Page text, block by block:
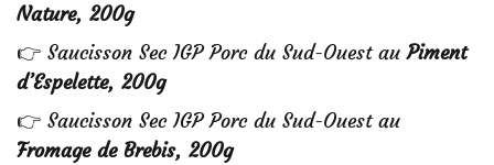
Nature, 200g
👉 Saucisson Sec IGP Porc du Sud-Ouest auPiment
d’Espelette, 200g
👉 Saucisson Sec IGP Porc du Sud-Ouest au
Fromage de Brebis, 200g